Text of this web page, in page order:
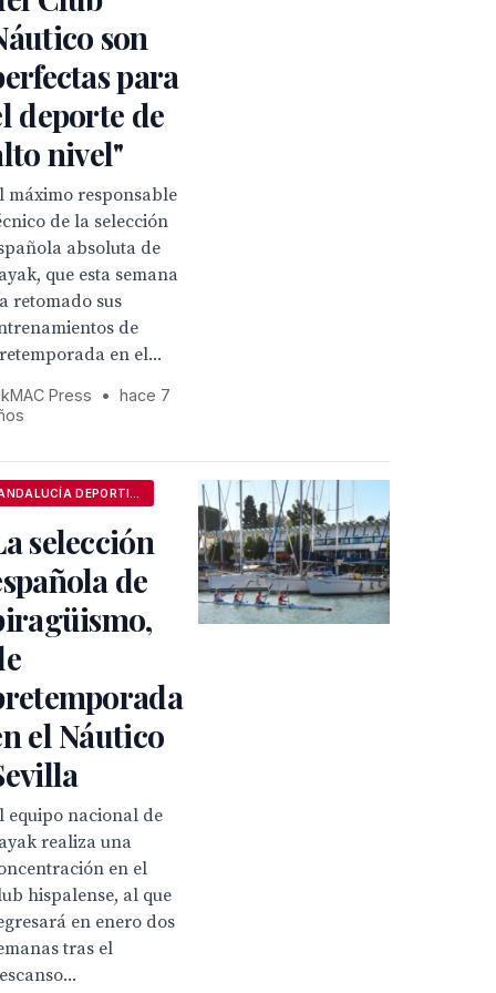
son
para
deporte de
nivel"
máximo responsable
de la selección
absoluta de
que esta semana
retomado sus
de
en el...
Press •
hace 7
selección
de
el Náutico
equipo nacional de
realiza una
en el
hispalense, al que
en enero dos
tras el